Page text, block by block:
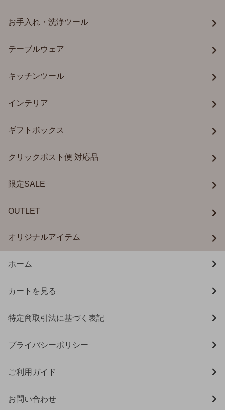
お手入れ・洗浄ツール
テーブルウェア
キッチンツール
インテリア
ギフトボックス
クリックポスト便 対応品
限定SALE
OUTLET
オリジナルアイテム
ホーム
カートを見る
特定商取引法に基づく表記
プライバシーポリシー
ご利用ガイド
お問い合わせ